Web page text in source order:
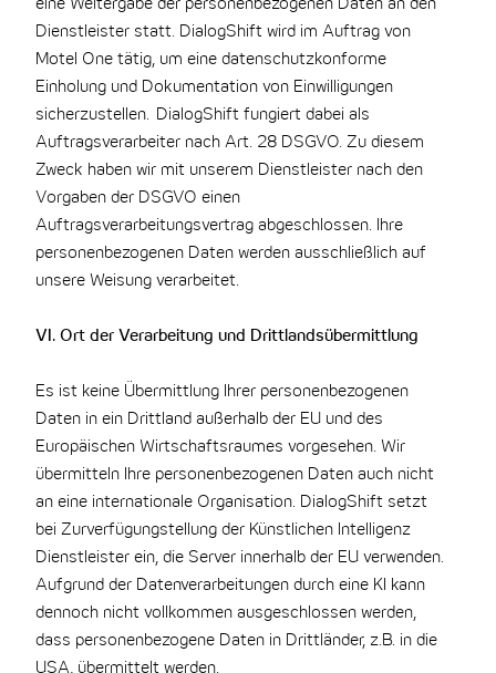
eine Weitergabe der personenbezogenen Daten an den
Dienstleister statt. DialogShift wird im Auftrag von
Motel One tätig, um eine datenschutzkonforme
Einholung und Dokumentation von Einwilligungen
sicherzustellen. DialogShift fungiert dabei als
Auftragsverarbeiter nach Art. 28 DSGVO. Zu diesem
Zweck haben wir mit unserem Dienstleister nach den
Vorgaben der DSGVO einen
Auftragsverarbeitungsvertrag abgeschlossen. Ihre
personenbezogenen Daten werden ausschließlich auf
unsere Weisung verarbeitet.
VI. Ort der Verarbeitung und Drittlandsübermittlung
Es ist keine Übermittlung Ihrer personenbezogenen
Daten in ein Drittland außerhalb der EU und des
Europäischen Wirtschaftsraumes vorgesehen. Wir
übermitteln Ihre personenbezogenen Daten auch nicht
an eine internationale Organisation. DialogShift setzt
bei Zurverfügungstellung der Künstlichen Intelligenz
Dienstleister ein, die Server innerhalb der EU verwenden.
Aufgrund der Datenverarbeitungen durch eine KI kann
dennoch nicht vollkommen ausgeschlossen werden,
dass personenbezogene Daten in Drittländer, z.B. in die
USA, übermittelt werden.